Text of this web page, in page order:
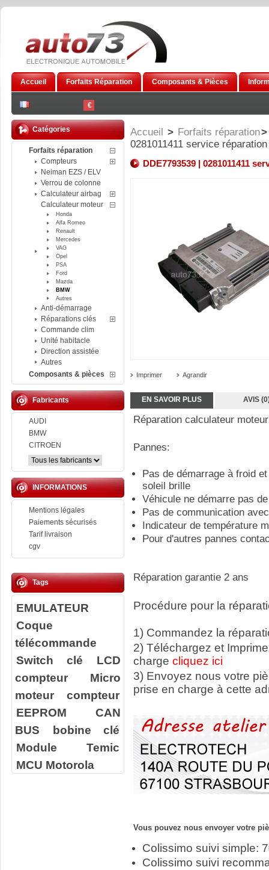
€
Accueil Forfaits Réparation Composants & Pièces
Catégories
Forfaits réparation
Compteurs
Neiman EZS / ELV
Verrou de colonne
Calculateur airbag
Calculateur moteur
Honda
Alfa Romeo
Renault
Mercedes
VAG
Opel
PSA
Ford
Mazda
BMW
Autres
Anti-démarrage
Réparations clés
Commande clim
Unité habitacle
Direction assistée
Autres
Composants & pièces
Fabricants
AUDI
BMW
CITROEN
INFORMATIONS
Mentions légales
Paiements sécurisés
Tarif livraison
cgv
Tags
EMULATEUR
Coque
télécommande
Switch clé
LCD
compteur
Micro
moteur compteur
EEPROM
CAN
BUS
bobine clé
Module Temic
MCU Motorola
Accueil > Forfaits réparation>
0281011411 service
DDE7793539 | 0281011411
Imprimer Agrandir
EN SAVOIR PLUS AVIS
Réparation calculateur
Pannes:
Pas de démarrage à froid
soleil brille
Véhicule ne démarre pas
Pas de communication
Indicateur de température
Pour d'autres pannes
Réparation garantie 2 ans
Procédure pour la
1) Commandez la
2) Téléchargez et
charge cliquez ici
3) Envoyez nous votre
prise en charge à cette
Vous pouvez nous envoyer votre
Colissimo suivi simple:
Colissimo suivi